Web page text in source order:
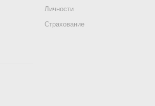
Личности
Страхование